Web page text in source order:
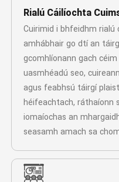
Rialú Cáilíochta
Cuirimid i bhfeidhm rialú
amhábhair go dtí an
gcomhlíonann gach
uasmhéadú seo,
agus feabhsú táirgí
héifeachtach, ráthaíonn
iomaíochas an
seasamh amach sa